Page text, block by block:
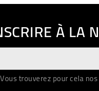
À LA
trouverez pour cela